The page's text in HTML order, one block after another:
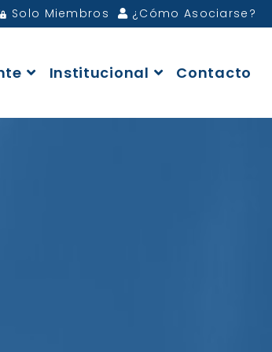
Solo Miembros ¿Cómo Asociarse?
Institucional Contacto